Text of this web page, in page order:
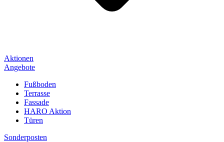
Aktionen
Angebote
Fußboden
Terrasse
Fassade
HARO Aktion
Türen
Sonderposten